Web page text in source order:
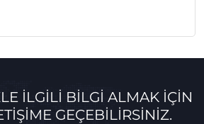
İLGİLİ BİLGİ ALMAK İÇİN
GEÇEBİLİRSİNİZ.